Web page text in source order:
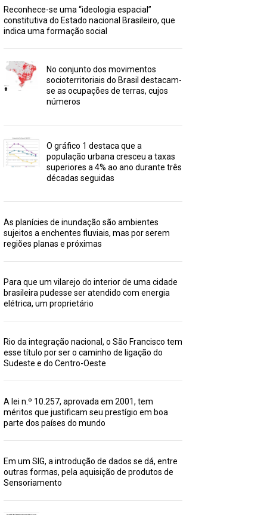
Reconhece-se uma “ideologia espacial”
constitutiva do Estado nacional Brasileiro, que
indica uma formação social
No conjunto dos movimentos
socioterritoriais do Brasil destacam-
se as ocupações de terras, cujos
números
O gráfico 1 destaca que a
população urbana cresceu a taxas
superiores a 4% ao ano durante três
décadas seguidas
As planícies de inundação são ambientes
sujeitos a enchentes fluviais, mas por serem
regiões planas e próximas
Para que um vilarejo do interior de uma cidade
brasileira pudesse ser atendido com energia
elétrica, um proprietário
Rio da integração nacional, o São Francisco tem
esse título por ser o caminho de ligação do
Sudeste e do Centro-Oeste
A lei n.º 10.257, aprovada em 2001, tem
méritos que justificam seu prestígio em boa
parte dos países do mundo
Em um SIG, a introdução de dados se dá, entre
outras formas, pela aquisição de produtos de
Sensoriamento